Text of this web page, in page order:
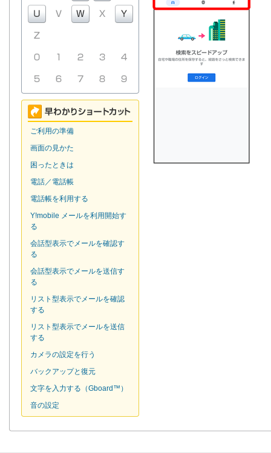
ご利用の準備
画面の見かた
困ったときは
電話／電話帳
電話帳を利用する
Y!mobile メールを利用開始す
る
会話型表示でメールを確認す
る
会話型表示でメールを送信す
る
リスト型表示でメールを確認
する
リスト型表示でメールを送信
する
カメラの設定を行う
バックアップと復元
文字を入力する（Gboard™）
音の設定